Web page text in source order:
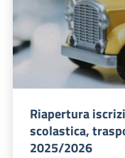
Riapertura
scolastica,
2025/2026